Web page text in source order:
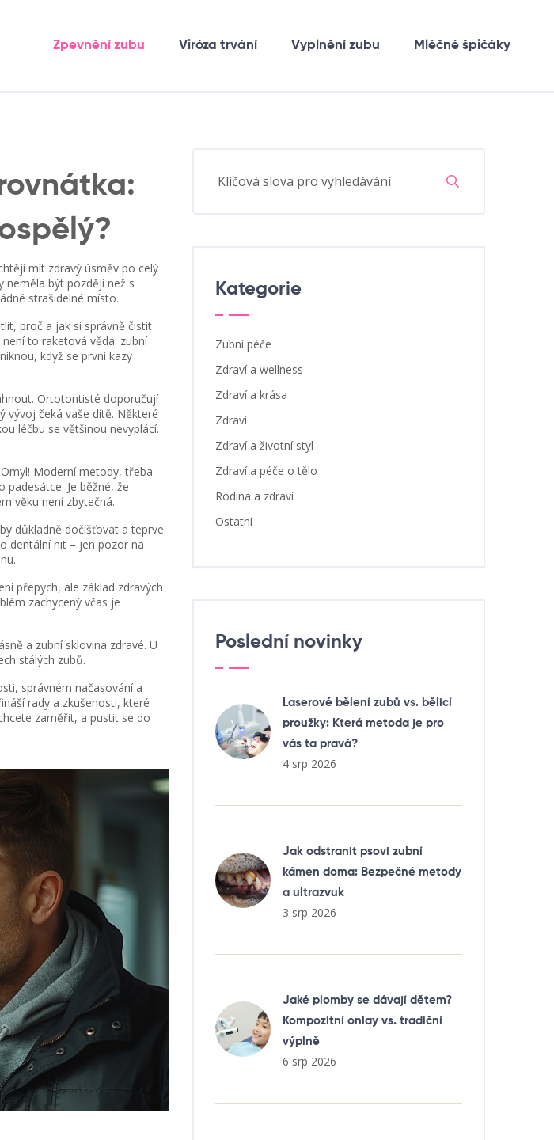
Zpevnění zubu Viróza trvání Vyplnění zubu Mléčné špičáky
mít zdravý úsměv po celý
neměla být později než s
strašidelné místo.
proč a jak si správně čistit
to raketová věda: zubní
když se první kazy
Ortotontisté doporučují
vývoj čeká vaše dítě. Některé
léčbu se většinou nevyplácí.
Moderní metody, třeba
Je běžné, že
věku není zbytečná.
důkladně dočišťovat a teprve
dentální nit – jen pozor na
přepych, ale základ zdravých
zachycený včas je
a zubní sklovina zdravé. U
stálých zubů.
správném načasování a
rady a zkušenosti, které
zaměřit, a pustit se do
Kategorie
Zubní péče
Zdraví a wellness
Zdraví a krása
Zdraví
Zdraví a životní styl
Zdraví a péče o tělo
Rodina a zdraví
Ostatní
Poslední novinky
Laserové bělení zubů vs. bělicí
proužky: Která metoda je pro
vás ta pravá?
4 srp 2026
Jak odstranit psovi zubní
kámen doma: Bezpečné metody
a ultrazvuk
3 srp 2026
Jaké plomby se dávají dětem?
Kompozitní onlay vs. tradiční
výplně
6 srp 2026